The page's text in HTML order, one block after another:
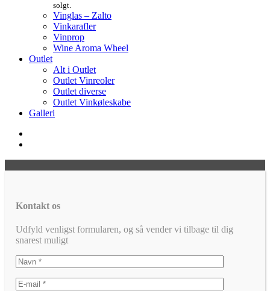
solgt.
Vinglas – Zalto
Vinkarafler
Vinprop
Wine Aroma Wheel
Outlet
Alt i Outlet
Outlet Vinreoler
Outlet diverse
Outlet Vinkøleskabe
Galleri
Kontakt os
Udfyld venligst formularen, og så vender vi tilbage til dig
snarest muligt